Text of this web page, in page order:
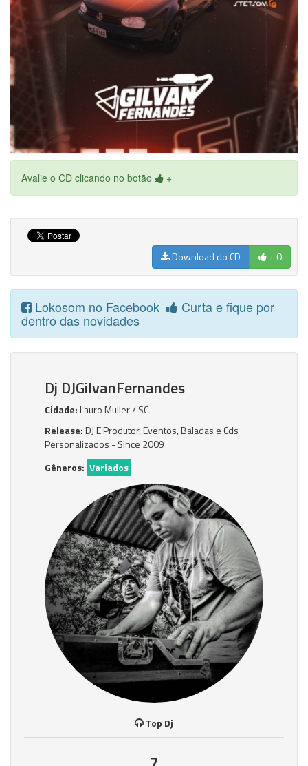
Avalie o CD clicando no botão +
Download do CD + 0
Lokosom no Facebook Curta e fique por
dentro das novidades
Dj DJGilvanFernandes
Cidade:Lauro Muller / SC
Release:DJ E Produtor, Eventos, Baladas e Cds
Personalizados - Since 2009
Gêneros: Variados
Top Dj